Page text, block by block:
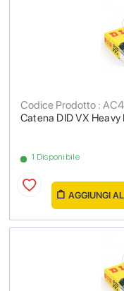
Catena DID VX
Codice Prodotto :
1 Disponibile
AGGIUNGI